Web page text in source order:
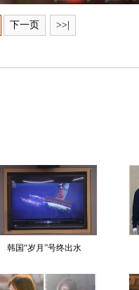
下一页 >>|
韩国“岁月”号终出水